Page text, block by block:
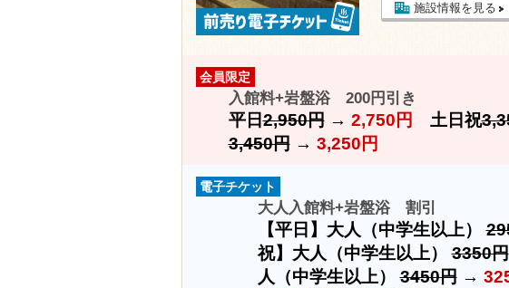
施設情報を見る
会員限定
入館料+岩盤浴 200円引き
平日2,950円→ 2,750円 土日祝
3,450円→ 3,250円
電子チケット
大人入館料+岩盤浴 割引
【平日】大人（中学生以上）
祝】大人（中学生以上）3350円
人（中学生以上）3450円→